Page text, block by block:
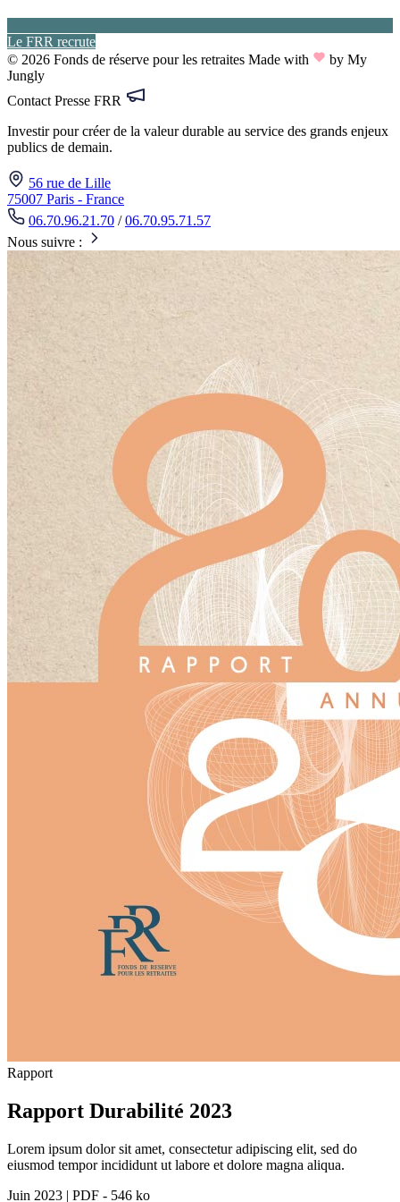
Le FRR recrute
© 2026 Fonds de réserve pour les retraites Made with
by My
Jungly
Contact Presse FRR
Investir pour créer de la valeur durable au service des grands enjeux
publics de demain.
56 rue de Lille
75007 Paris - France
06.70.96.21.70 /06.70.95.71.57
Nous suivre :
Rapport
Rapport Durabilité 2023
Lorem ipsum dolor sit amet, consectetur adipiscing elit, sed do
eiusmod tempor incididunt ut labore et dolore magna aliqua.
Juin 2023 | PDF - 546 ko